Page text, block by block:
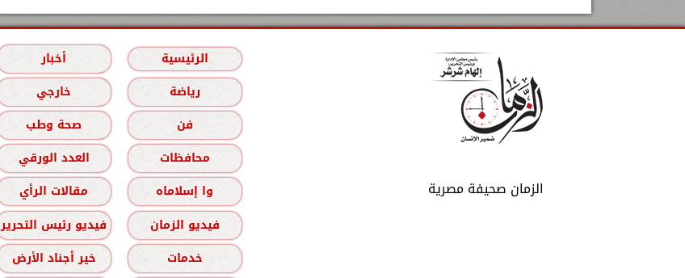
الزمان صحيفة مصرية
الرئيسية أخبار
رياضة
خارجي
فن
صحة وطب
محافظات
العدد الورقي
وا إسلاماه
مقالات الرأي
فيديو الزمان
فيديو رئيس التحرير
خدمات
خير أجناد الأرض